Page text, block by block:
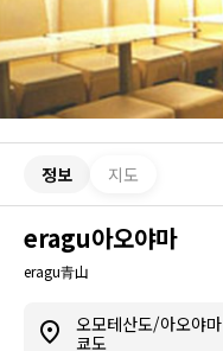
정보 지도
eragu아오야마
eragu青山
오모테산도/아오야마
쿄도